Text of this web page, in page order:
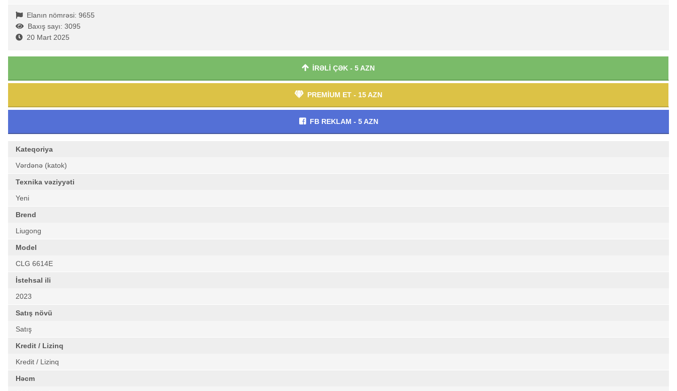
Elanın nömrəsi: 9655
Baxış sayı: 3095
20 Mart 2025
İRƏLİ ÇƏK - 5 AZN
PREMİUM ET - 15 AZN
FB REKLAM - 5 AZN
Kateqoriya
Vərdənə (katok)
Texnika vəziyyəti
Yeni
Brend
Liugong
Model
CLG 6614E
İstehsal ili
2023
Satış növü
Satış
Kredit / Lizinq
Kredit / Lizinq
Həcm